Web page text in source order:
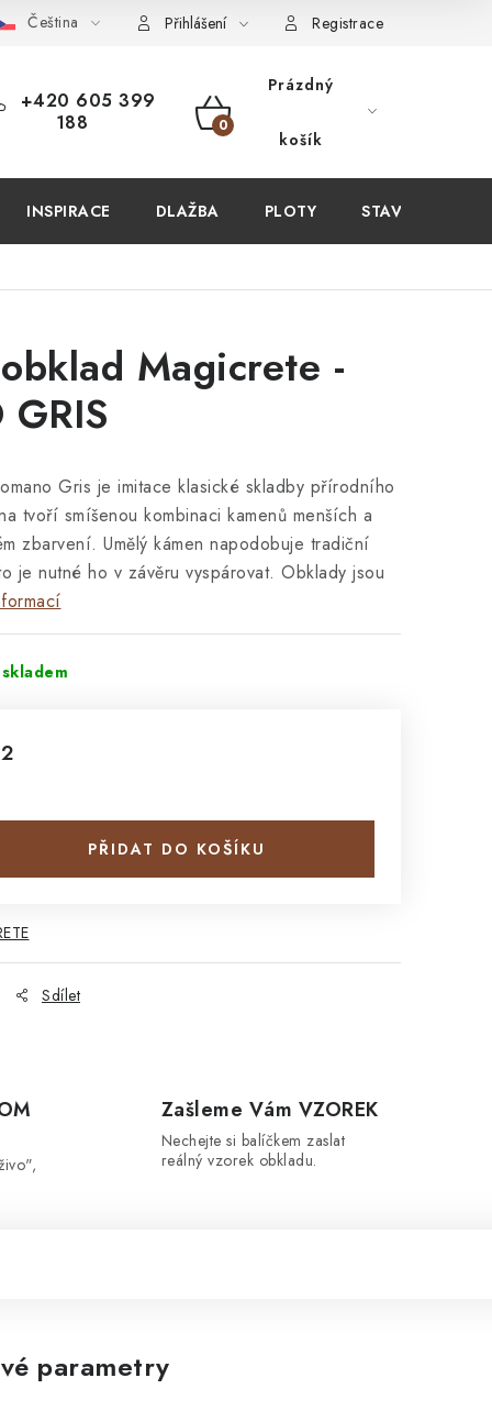
U NÁS? VIRTUÁLNÍ PROHLÍDKA OBCHODNÍ
Čeština Přihlášení Registrace
+420 605 399
188
NÁKUPNÍ
Prázdný
košík
INSPIRACE DLAŽBA PLOTY STAVEBNÍ
Magicrete -
Gris je imitace klasické skladby přírodního
tvoří smíšenou kombinaci kamenů menších a
zbarvení. Umělý kámen napodobuje tradiční
je nutné ho v závěru vyspárovat. Obklady jsou
PŘIDAT DO KOŠÍKU
Sdílet
Zašleme Vám VZOREK
Nechejte si balíčkem zaslat
reálný vzorek obkladu.
parametry